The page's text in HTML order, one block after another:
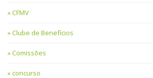
CFMV
Clube de Benefícios
Comissões
concurso